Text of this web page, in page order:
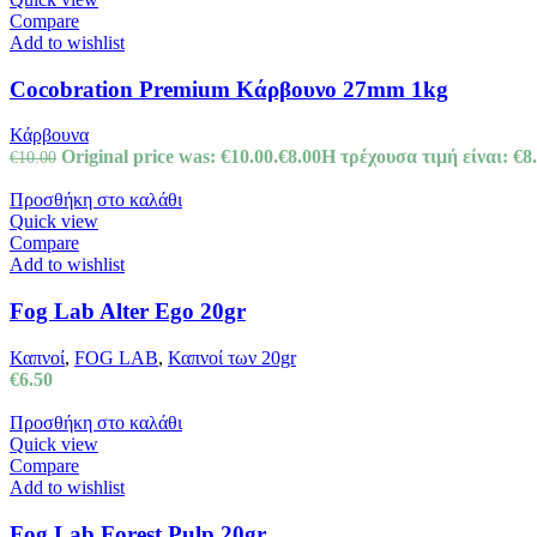
Compare
Add to wishlist
Cocobration Premium Κάρβουνο 27mm 1kg
Κάρβουνα
€10.00 Original price was: €10.00.€8.00Η τρέχουσα τιμή είναι:
Προσθήκη στο καλάθι
Quick view
Compare
Add to wishlist
Fog Lab Alter Ego 20gr
Καπνοί, FOG LAB, Καπνοί των 20gr
€6.50
Προσθήκη στο καλάθι
Quick view
Compare
Add to wishlist